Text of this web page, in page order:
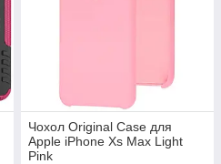
Чохол Original Case для
Apple iPhone Xs Max Light
Pink